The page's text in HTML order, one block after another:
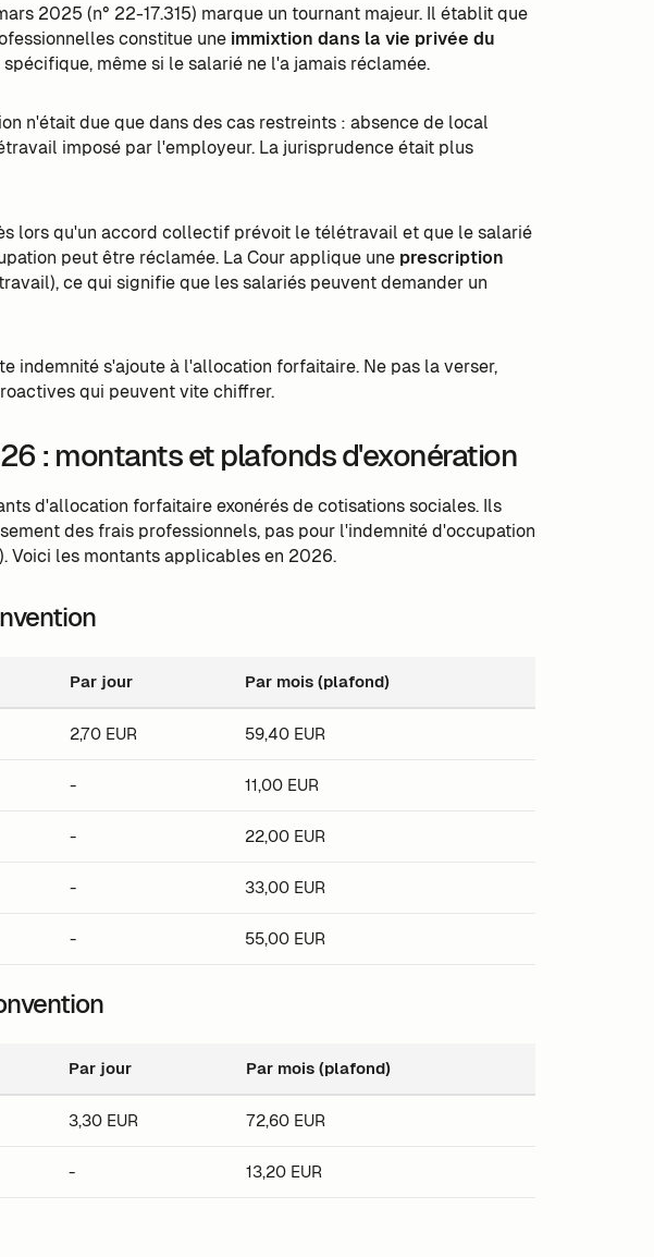
2025 (n° 22-17.315) marque un tournant majeur. Il établit que
constitue une immixtion dans la vie privée du
même si le salarié ne l'a jamais réclamée.
n'était due que dans des cas restreints : absence de local
imposé par l'employeur. La jurisprudence était plus
lors qu'un accord collectif prévoit le télétravail et que le salarié
peut être réclamée. La Cour applique une prescription
ce qui signifie que les salariés peuvent demander un
indemnité s'ajoute à l'allocation forfaitaire. Ne pas la verser,
qui peuvent vite chiffrer.
: montants et plafonds d'exonération
d'allocation forfaitaire exonérés de cotisations sociales. Ils
des frais professionnels, pas pour l'indemnité d'occupation
Voici les montants applicables en 2026.
Par jour Par mois (plafond)
2,70 EUR 59,40 EUR
- 11,00 EUR
- 22,00 EUR
- 33,00 EUR
- 55,00 EUR
Par jour Par mois (plafond)
3,30 EUR 72,60 EUR
- 13,20 EUR